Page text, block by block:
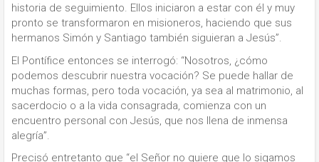
historia de seguimiento. Ellos iniciaron a estar con él y muy
pronto se transformaron en misioneros, haciendo que sus
hermanos Simón y Santiago también siguieran a Jesús”.
El Pontífice entonces se interrogó: “Nosotros, ¿cómo
podemos descubrir nuestra vocación? Se puede hallar de
muchas formas, pero toda vocación, ya sea al matrimonio, al
sacerdocio o a la vida consagrada, comienza con un
encuentro personal con Jesús, que nos llena de inmensa
alegría”.
Precisó entretanto que “el Señor no quiere que lo sigamos